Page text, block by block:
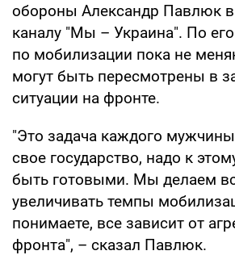
обороны Александр Павлюк
каналу "Мы – Украина". По
по мобилизации пока не
могут быть пересмотрены в
ситуации на фронте.
"Это задача каждого
свое государство, надо к
быть готовыми. Мы делаем
увеличивать темпы
понимаете, все зависит от
фронта", – сказал Павлюк.